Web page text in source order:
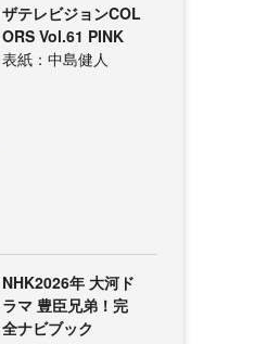
ザテレビジョンCOL
ORS Vol.61 PINK
表紙：中島健人
NHK2026年 大河ド
ラマ 豊臣兄弟！完
全ナビブック